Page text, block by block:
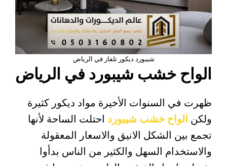
شيبورد ديكور تلفاز في الرياض
الواح خشب شيبورد في الرياض
ظهرت في السنوات الأخيرة مواد ديكور كثيرة
ولكن الواح خشب شيبورد احتلت الساحة لأنها
تجمع بين الشكل الانيق والاسعار المعقولة
والاستخدام السهل والكثير من الناس بدأوا